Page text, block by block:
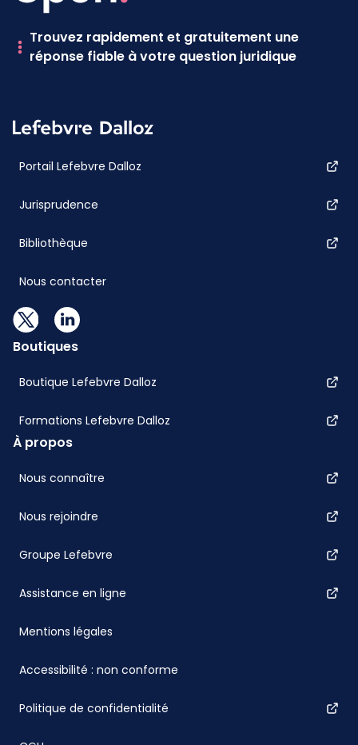
Trouvez rapidement et gratuitement une
réponse fiable à votre question juridique
Portail Lefebvre Dalloz
Jurisprudence
Bibliothèque
Nous contacter
Boutiques
Boutique Lefebvre Dalloz
Formations Lefebvre Dalloz
À propos
Nous connaître
Nous rejoindre
Groupe Lefebvre
Assistance en ligne
Mentions légales
Accessibilité : non conforme
Politique de confidentialité